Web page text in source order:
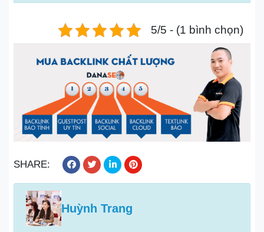
5/5 - (1 bình chọn)
SHARE:
Huỳnh Trang